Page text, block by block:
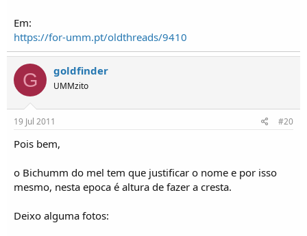
Em:
https://for-umm.pt/oldthreads/9410
G goldfinder
UMMzito
19 Jul 2011 #20
Pois bem,
o Bichumm do mel tem que justificar o nome e por isso
mesmo, nesta epoca é altura de fazer a cresta.
Deixo alguma fotos: